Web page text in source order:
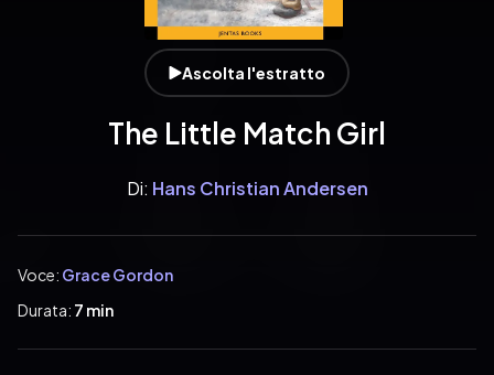
Ascolta l'estratto
The Little Match Girl
Di: Hans Christian Andersen
Voce: Grace Gordon
Durata: 7 min